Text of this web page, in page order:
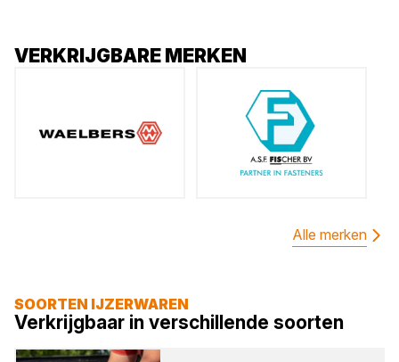
VERKRIJGBARE MERKEN
Alle merken
SOORTEN IJZERWAREN
Verkrijgbaar in verschillende soorten